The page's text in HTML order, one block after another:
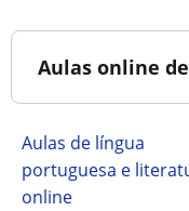
Aulas online
Aulas de língua
portuguesa e
online